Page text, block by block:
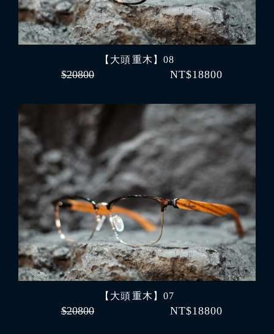
【大頭 重木】08
$20800 NT$18800
【大頭 重木】07
$20800 NT$18800